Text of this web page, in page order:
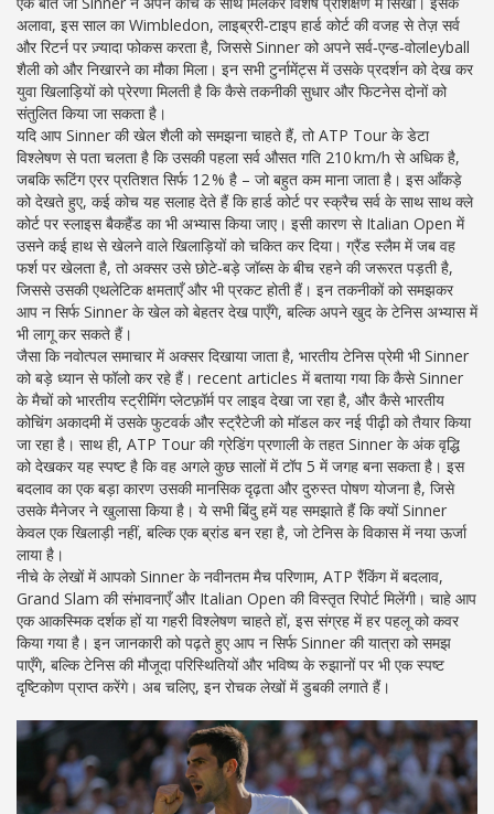
अलावा, इस साल का Wimbledon, लाइब्ररी‑टाइप हार्ड कोर्ट की वजह से तेज़ सर्व
और रिटर्न पर ज़्यादा फोकस करता है, जिससे Sinner को अपने सर्व‑एन्ड‑वोलleyball
शैली को और निखारने का मौका मिला। इन सभी टुर्नामेंट्स में उसके प्रदर्शन को देख कर
युवा खिलाड़ियों को प्रेरणा मिलती है कि कैसे तकनीकी सुधार और फिटनेस दोनों को
संतुलित किया जा सकता है।
यदि आप Sinner की खेल शैली को समझना चाहते हैं, तो ATP Tour के डेटा
विश्लेषण से पता चलता है कि उसकी पहला सर्व औसत गति 210 km/h से अधिक है,
जबकि रूटिंग एरर प्रतिशत सिर्फ 12 % है – जो बहुत कम माना जाता है। इस आँकड़े
को देखते हुए, कई कोच यह सलाह देते हैं कि हार्ड कोर्ट पर स्क्रैच सर्व के साथ साथ क्ले
कोर्ट पर स्लाइस बैकहैंड का भी अभ्यास किया जाए। इसी कारण से Italian Open में
उसने कई हाथ से खेलने वाले खिलाड़ियों को चकित कर दिया। ग्रैंड स्लैम में जब वह
फर्श पर खेलता है, तो अक्सर उसे छोटे‑बड़े जॉब्स के बीच रहने की जरूरत पड़ती है,
जिससे उसकी एथलेटिक क्षमताएँ और भी प्रकट होती हैं। इन तकनीकों को समझकर
आप न सिर्फ Sinner के खेल को बेहतर देख पाएँगे, बल्कि अपने खुद के टेनिस अभ्यास में
भी लागू कर सकते हैं।
जैसा कि नवोत्पल समाचार में अक्सर दिखाया जाता है, भारतीय टेनिस प्रेमी भी Sinner
को बड़े ध्यान से फॉलो कर रहे हैं। recent articles में बताया गया कि कैसे Sinner
के मैचों को भारतीय स्ट्रीमिंग प्लेटफ़ॉर्म पर लाइव देखा जा रहा है, और कैसे भारतीय
कोचिंग अकादमी में उसके फुटवर्क और स्ट्रैटेजी को मॉडल कर नई पीढ़ी को तैयार किया
जा रहा है। साथ ही, ATP Tour की ग्रेडिंग प्रणाली के तहत Sinner के अंक वृद्धि
को देखकर यह स्पष्ट है कि वह अगले कुछ सालों में टॉप 5 में जगह बना सकता है। इस
बदलाव का एक बड़ा कारण उसकी मानसिक दृढ़ता और दुरुस्त पोषण योजना है, जिसे
उसके मैनेजर ने खुलासा किया है। ये सभी बिंदु हमें यह समझाते हैं कि क्यों Sinner
केवल एक खिलाड़ी नहीं, बल्कि एक ब्रांड बन रहा है, जो टेनिस के विकास में नया ऊर्जा
लाया है।
नीचे के लेखों में आपको Sinner के नवीनतम मैच परिणाम, ATP रैंकिंग में बदलाव,
Grand Slam की संभावनाएँ और Italian Open की विस्तृत रिपोर्ट मिलेंगी। चाहे आप
एक आकस्मिक दर्शक हों या गहरी विश्लेषण चाहते हों, इस संग्रह में हर पहलू को कवर
किया गया है। इन जानकारी को पढ़ते हुए आप न सिर्फ Sinner की यात्रा को समझ
पाएँगे, बल्कि टेनिस की मौजूदा परिस्थितियों और भविष्य के रुझानों पर भी एक स्पष्ट
दृष्टिकोण प्राप्त करेंगे। अब चलिए, इन रोचक लेखों में डुबकी लगाते हैं।